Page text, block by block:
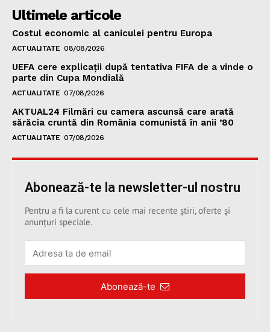
Ultimele articole
Costul economic al caniculei pentru Europa
ACTUALITATE 08/08/2026
UEFA cere explicații după tentativa FIFA de a vinde o
parte din Cupa Mondială
ACTUALITATE 07/08/2026
AKTUAL24 Filmări cu camera ascunsă care arată
sărăcia cruntă din România comunistă în anii ’80
ACTUALITATE 07/08/2026
Abonează-te la newsletter-ul nostru
Pentru a fi la curent cu cele mai recente știri, oferte și
anunțuri speciale.
Abonează-te